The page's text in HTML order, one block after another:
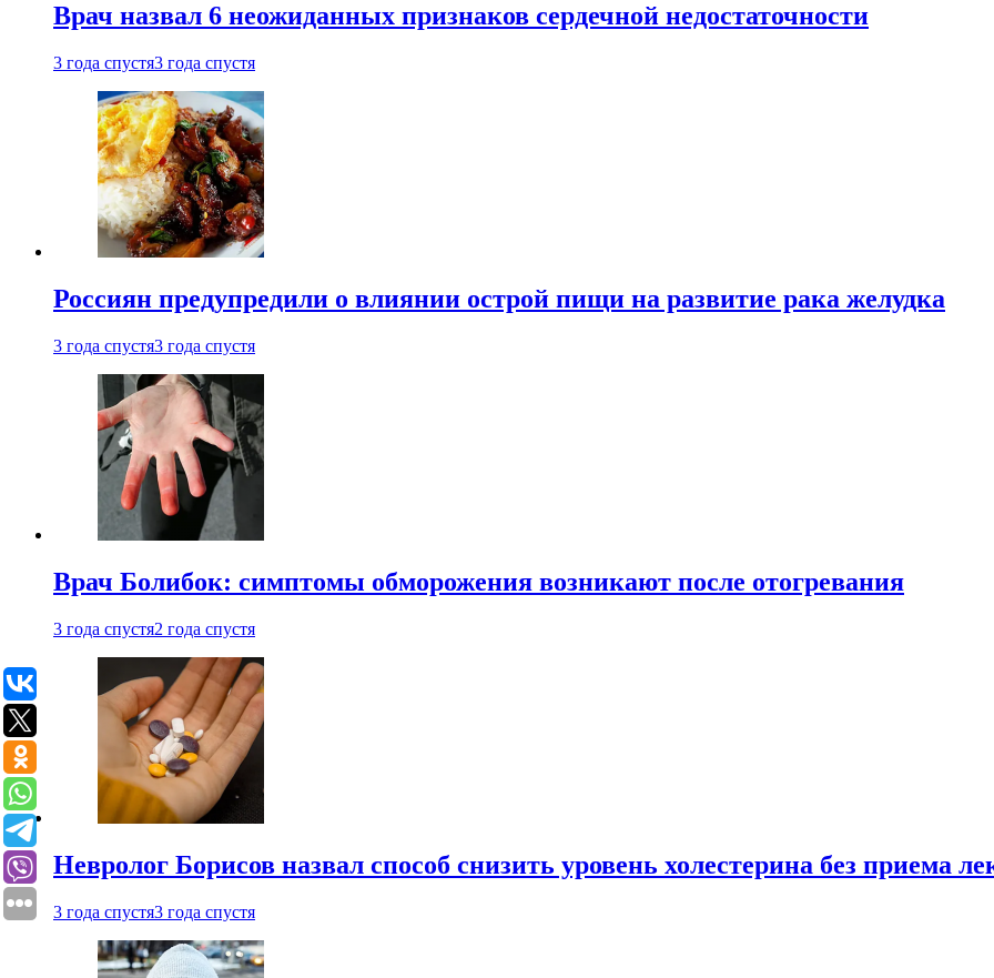
Врач назвал 6 неожиданных признаков сердечной недостаточности
3 года спустя3 года спустя
Россиян предупредили о влиянии острой пищи на развитие рака желудка
3 года спустя3 года спустя
Врач Болибок: симптомы обморожения возникают после отогревания
3 года спустя2 года спустя
Невролог Борисов назвал способ снизить уровень холестерина без приема
3 года спустя3 года спустя